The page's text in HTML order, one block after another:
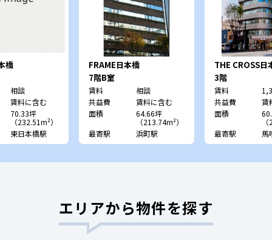
橋
相談
賃料に含む
70.33坪
（232.51m²）
東日本橋駅
FRAME日本橋
7階B室
賃料
相談
共益費
賃料に含む
面積
64.66坪
（213.74m²）
最寄駅
浜町駅
THE CROSS日
3階
賃料
共益費
賃
面積
最寄駅
馬
エリアから物件を探す